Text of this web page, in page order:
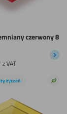
czerwony 8
z VAT
życzeń